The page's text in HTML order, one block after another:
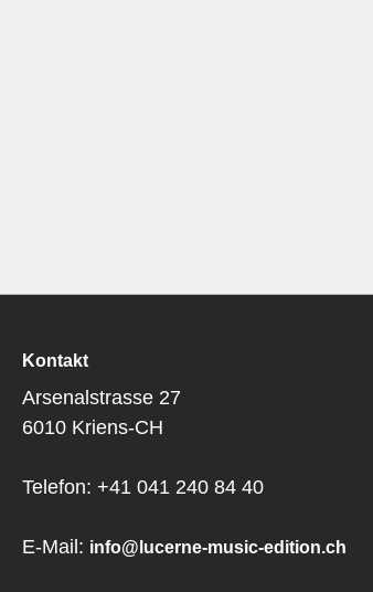
Kontakt
Arsenalstrasse 27
6010 Kriens-CH
Telefon: +41 041 240 84 40
E-Mail: info@lucerne-music-edition.ch